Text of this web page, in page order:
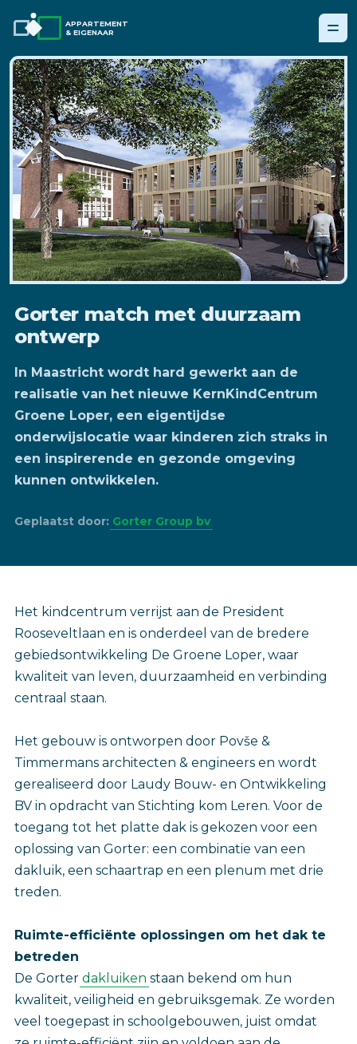
APPARTEMENT
& EIGENAAR
Gorter match met duurzaam
ontwerp
In Maastricht wordt hard gewerkt aan de
realisatie van het nieuwe KernKindCentrum
Groene Loper, een eigentijdse
onderwijslocatie waar kinderen zich straks in
een inspirerende en gezonde omgeving
kunnen ontwikkelen.
Geplaatst door: Gorter Group bv
Het kindcentrum verrijst aan de President
Rooseveltlaan en is onderdeel van de bredere
gebiedsontwikkeling De Groene Loper, waar
kwaliteit van leven, duurzaamheid en verbinding
centraal staan.
Het gebouw is ontworpen door Povše &
Timmermans architecten & engineers en wordt
gerealiseerd door Laudy Bouw- en Ontwikkeling
BV in opdracht van Stichting kom Leren. Voor de
toegang tot het platte dak is gekozen voor een
oplossing van Gorter: een combinatie van een
dakluik, een schaartrap en een plenum met drie
treden.
Ruimte-efficiënte oplossingen om het dak te
betreden
De Gorter dakluiken staan bekend om hun
kwaliteit, veiligheid en gebruiksgemak. Ze worden
veel toegepast in schoolgebouwen, juist omdat